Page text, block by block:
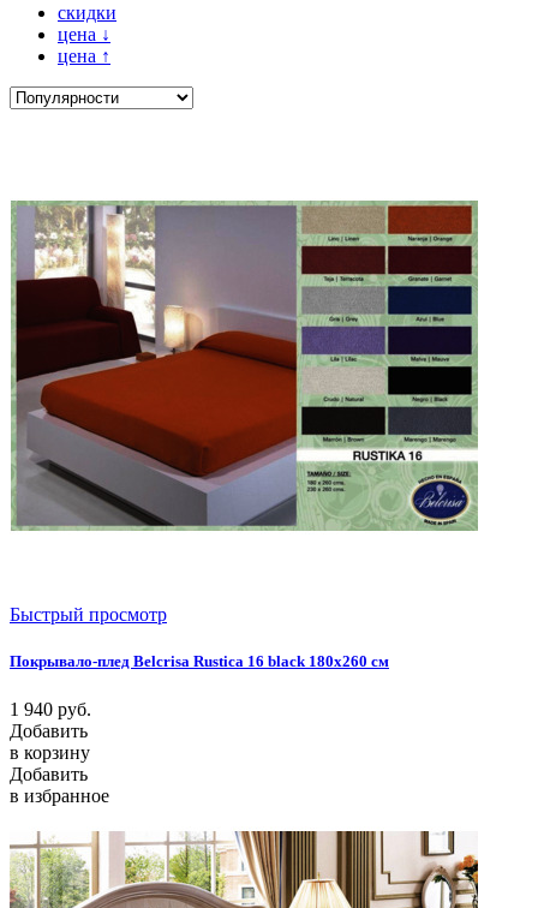
скидки
цена ↓
цена ↑
Быстрый просмотр
Покрывало-плед Belcrisa Rustica 16 black 180х260 см
1 940 руб.
Добавить
в корзину
Добавить
в избранное